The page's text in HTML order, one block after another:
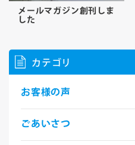
メールマガジン創刊しま
した
カテゴリ
お客様の声
ごあいさつ